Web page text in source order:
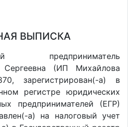
ВЫПИСКА
предприниматель
Сергеевна (ИП Михайлова
зарегистрирован(-а) в
регистре юридических
предпринимателей (ЕГР)
a) на налоговый учет